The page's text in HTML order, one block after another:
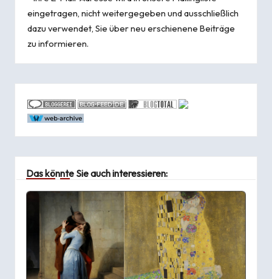
eingetragen, nicht weitergegeben und ausschließlich
dazu verwendet, Sie über neu erschienene Beiträge
zu informieren.
Das könnte Sie auch interessieren: